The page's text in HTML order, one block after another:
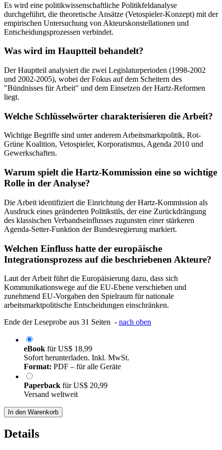
Es wird eine politikwissenschaftliche Politikfeldanalyse
durchgeführt, die theoretische Ansätze (Vetospieler-Konzept) mit der
empirischen Untersuchung von Akteurskonstellationen und
Entscheidungsprozessen verbindet.
Was wird im Hauptteil behandelt?
Der Hauptteil analysiert die zwei Legislaturperioden (1998-2002
und 2002-2005), wobei der Fokus auf dem Scheitern des
"Bündnisses für Arbeit" und dem Einsetzen der Hartz-Reformen
liegt.
Welche Schlüsselwörter charakterisieren die Arbeit?
Wichtige Begriffe sind unter anderem Arbeitsmarktpolitik, Rot-
Grüne Koalition, Vetospieler, Korporatismus, Agenda 2010 und
Gewerkschaften.
Warum spielt die Hartz-Kommission eine so wichtige
Rolle in der Analyse?
Die Arbeit identifiziert die Einrichtung der Hartz-Kommission als
Ausdruck eines geänderten Politikstils, der eine Zurückdrängung
des klassischen Verbandseinflusses zugunsten einer stärkeren
Agenda-Setter-Funktion der Bundesregierung markiert.
Welchen Einfluss hatte der europäische
Integrationsprozess auf die beschriebenen Akteure?
Laut der Arbeit führt die Europäisierung dazu, dass sich
Kommunikationswege auf die EU-Ebene verschieben und
zunehmend EU-Vorgaben den Spielraum für nationale
arbeitsmarktpolitische Entscheidungen einschränken.
Ende der Leseprobe aus 31 Seiten - nach oben
eBook fürUS$ 18,99
Sofort herunterladen. Inkl. MwSt.
Format: PDF – für alle Geräte
Paperback fürUS$ 20,99
Versand weltweit
In den Warenkorb
Details